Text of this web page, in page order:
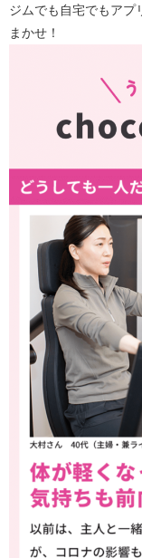
ジムでも自宅でもアプ
まかせ！